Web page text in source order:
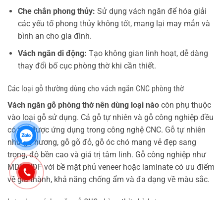
Che chắn phong thủy: Sử dụng vách ngăn để hóa giải
các yếu tố phong thủy không tốt, mang lại may mắn và
bình an cho gia đình.
Vách ngăn di động: Tạo không gian linh hoạt, dễ dàng
thay đổi bố cục phòng thờ khi cần thiết.
Các loại gỗ thường dùng cho vách ngăn CNC phòng thờ
Vách ngăn gỗ phòng thờ nên dùng loại nào còn phụ thuộc
vào loại gỗ sử dụng. Cả gỗ tự nhiên và gỗ công nghiệp đều
có thể được ứng dụng trong công nghệ CNC. Gỗ tự nhiên
như gỗ hương, gỗ gõ đỏ, gỗ óc chó mang vẻ đẹp sang
trọng, độ bền cao và giá trị tâm linh. Gỗ công nghiệp như
MDF, HDF với bề mặt phủ veneer hoặc laminate có ưu điểm
về giá thành, khả năng chống ẩm và đa dạng về màu sắc.